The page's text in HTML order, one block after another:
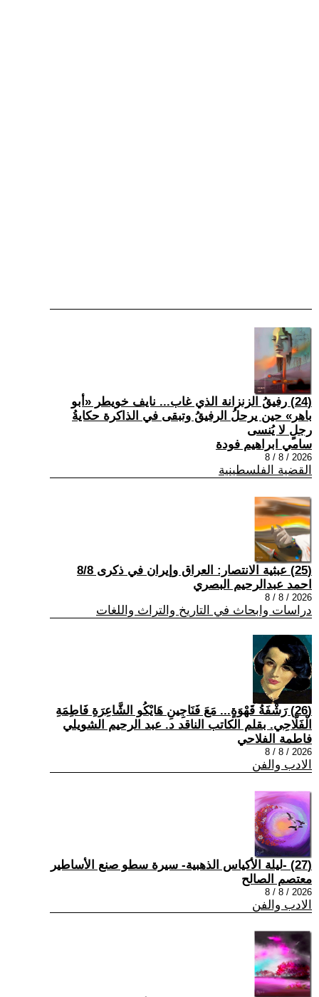
(24) رفيقُ الزنزانة الذي غاب... نايف خويطر «أبو
باهر» حين يرحلُ الرفيقُ وتبقى في الذاكرة حكايةُ
رجلٍ لا يُنسى
سامي ابراهيم فودة
2026 / 8 / 8
القضية الفلسطينية
(25) عبثية الانتصار: العراق وإيران في ذكرى 8/8
احمد عبدالرحيم البصري
2026 / 8 / 8
دراسات وابحاث في التاريخ والتراث واللغات
(26) رَشْفَةُ قَهْوَةٍ... مَعَ فَنَاجِينِ هَايْكُو الشَّاعِرَةِ فَاطِمَةِ
الْفَلَّاحِي. بقلم الكاتب الناقد د. عبد الرحيم الشويلي
فاطمة الفلاحي
2026 / 8 / 8
الادب والفن
(27) -ليلة الأكياس الذهبية- سيرة سطو صنع الأساطير
معتصم الصالح
2026 / 8 / 8
الادب والفن